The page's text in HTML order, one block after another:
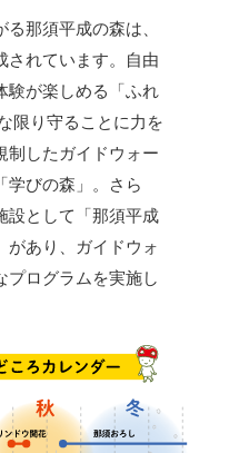
那須平成の森は、
されています。自由
験が楽しめる「ふれ
限り守ることに力を
制したガイドウォー
学びの森」。さら
設として「那須平成
があり、ガイドウォ
プログラムを実施し